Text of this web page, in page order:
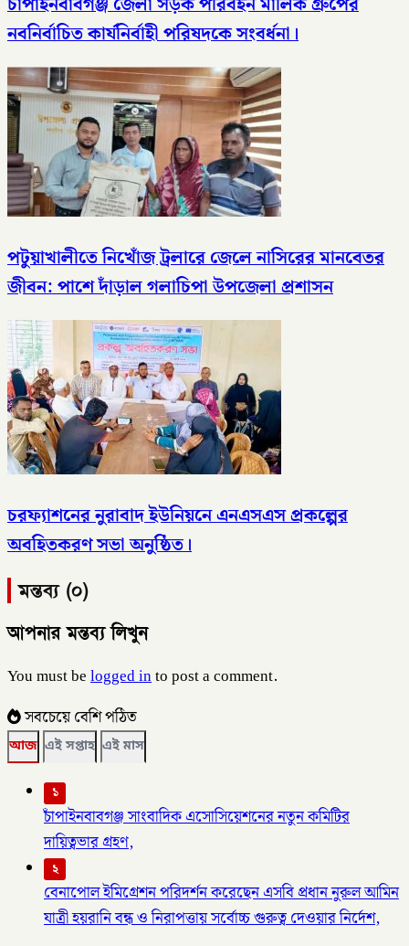
নবনির্বাচিত কার্যনির্বাহী পরিষদকে সংবর্ধনা।
পটুয়াখালীতে নিখোঁজ ট্রলারে জেলে নাসিরের মানবেতর
জীবন: পাশে দাঁড়াল গলাচিপা উপজেলা প্রশাসন
চরফ্যাশনের নুরাবাদ ইউনিয়নে এনএসএস প্রকল্পের
অবহিতকরণ সভা অনুষ্ঠিত।
মন্তব্য (০)
আপনার মন্তব্য লিখুন
You must belogged into post a comment.
সবচেয়ে বেশি পঠিত
আজ এই সপ্তাহ এই মাস
১
চাঁপাইনবাবগঞ্জ সাংবাদিক এসোসিয়েশনের নতুন কমিটির
দায়িত্বভার গ্রহণ,
২
বেনাপোল ইমিগ্রেশন পরিদর্শন করেছেন এসবি প্রধান নুরুল আমিন
যাত্রী হয়রানি বন্ধ ও নিরাপত্তায় সর্বোচ্চ গুরুত্ব দেওয়ার নির্দেশ,